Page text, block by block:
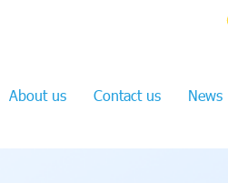
About us Contact us News